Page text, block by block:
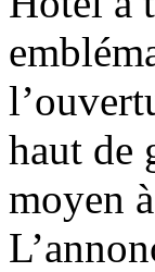
haut de
moyen